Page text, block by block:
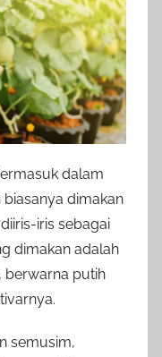
dalam
dimakan
iris sebagai
dimakan adalah
berwarna putih
semusim,